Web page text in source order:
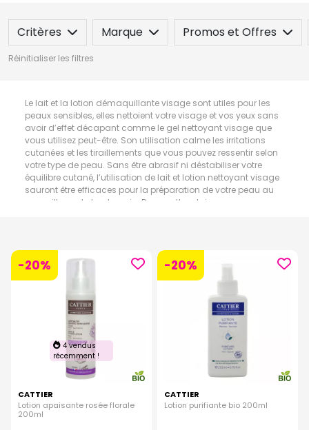
Critères Marque Promos et Offres
Réinitialiser les filtres
Le lait et la lotion démaquillante visage sont utiles pour les
peaux sensibles, elles nettoient votre visage et vos yeux sans
avoir d’effet décapant comme le gel nettoyant visage que
vous utilisez peut-être. Son utilisation calme les irritations
cutanées et les tiraillements que vous pouvez ressentir selon
votre type de peau. Sans être abrasif ni déstabiliser votre
équilibre cutané, l’utilisation de lait et lotion nettoyant visage
sauront être efficaces pour la préparation de votre peau au
maquillage du lendemain. Dans cette rubrique vous
rougeurs ou pour démaquiller en douceur les peaux sèches
et ou sensibles.
-20%
4 vendus
récemment !
CATTIER
Lotion apaisante rosée florale
200ml
-20%
CATTIER
Lotion purifiante bio 200ml